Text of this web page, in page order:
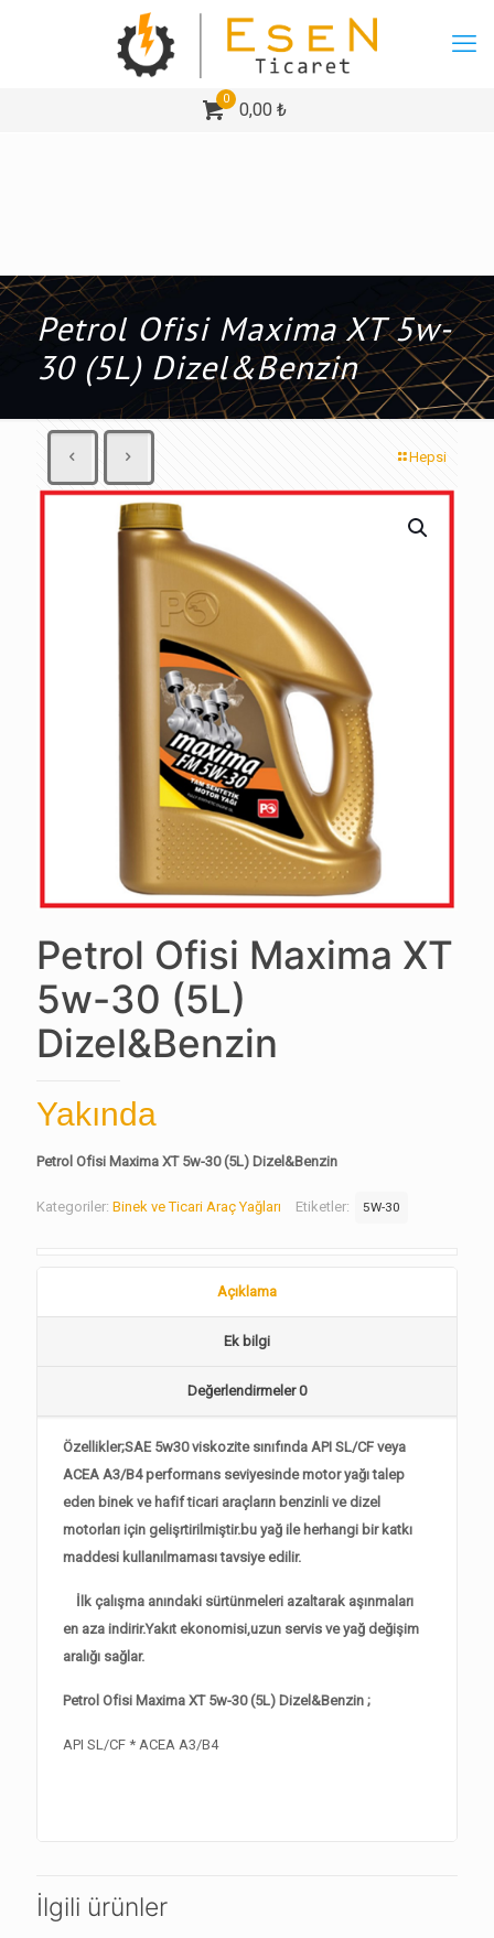
0
0,00 ₺
Petrol Ofisi Maxima XT 5w-
30 (5L) Dizel&Benzin
Hepsi
Petrol Ofisi Maxima XT
5w-30 (5L)
Dizel&Benzin
Yakında
Petrol Ofisi Maxima XT 5w-30 (5L) Dizel&Benzin
Kategoriler: Binek ve Ticari Araç Yağları Etiketler: 5W-30
Açıklama
Ek bilgi
Değerlendirmeler0
Özellikler;SAE 5w30 viskozite sınıfında API SL/CF veya
ACEA A3/B4 performans seviyesinde motor yağı talep
eden binek ve hafif ticari araçların benzinli ve dizel
motorları için gelişrtirilmiştir.bu yağ ile herhangi bir katkı
maddesi kullanılmaması tavsiye edilir.
İlk çalışma anındaki sürtünmeleri azaltarak aşınmaları
en aza indirir.Yakıt ekonomisi,uzun servis ve yağ değişim
aralığı sağlar.
Petrol Ofisi Maxima XT 5w-30 (5L) Dizel&Benzin ;
API SL/CF * ACEA A3/B4
İlgili ürünler